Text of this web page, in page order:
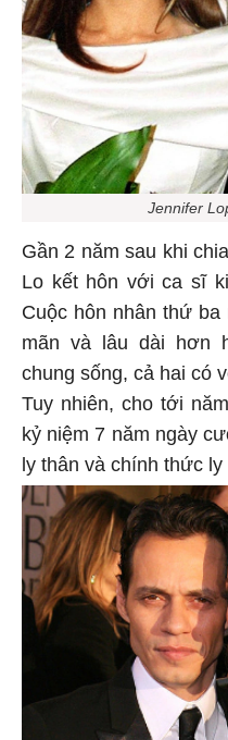
Jennifer
Gần 2 năm sau khi
Lo kết hôn với ca sĩ
Cuộc hôn nhân thứ
mãn và lâu dài hơn
chung sống, cả hai có
Tuy nhiên, cho tới
kỷ niệm 7 năm ngày
ly thân và chính thức ly